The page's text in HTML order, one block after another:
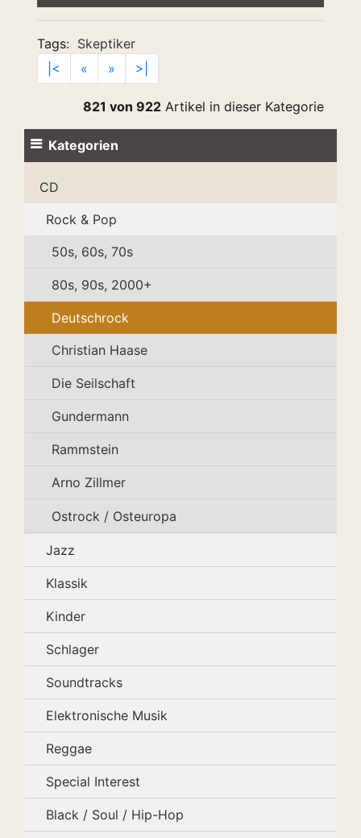
Tags: Skeptiker
|<
« » >|
821 von 922 Artikel in dieser Kategorie
Kategorien
CD
Rock & Pop
50s, 60s, 70s
80s, 90s, 2000+
Deutschrock
Christian Haase
Die Seilschaft
Gundermann
Rammstein
Arno Zillmer
Ostrock / Osteuropa
Jazz
Klassik
Kinder
Schlager
Soundtracks
Elektronische Musik
Reggae
Special Interest
Black / Soul / Hip-Hop